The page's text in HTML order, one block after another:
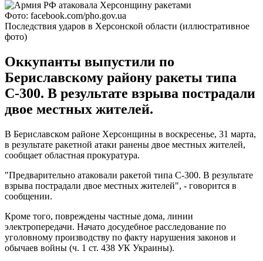
Фото: facebook.com/pho.gov.ua
Последствия ударов в Херсонской области (иллюстративное
фото)
Оккупанты выпустили по
Бериславскому району ракеты типа
С-300. В результате взрыва пострадали
двое местных жителей.
В Бериславском районе Херсонщины в воскресенье, 31 марта,
в результате ракетной атаки ранены двое местных жителей,
сообщает областная прокуратура.
"Предварительно атаковали ракетой типа С-300. В результате
взрыва пострадали двое местных жителей", - говорится в
сообщении.
Кроме того, повреждены частные дома, линии
электропередачи. Начато досудебное расследование по
уголовному производству по факту нарушения законов и
обычаев войны (ч. 1 ст. 438 УК Украины).